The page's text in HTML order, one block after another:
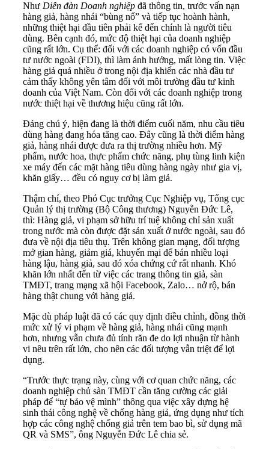
Như Diễn đàn Doanh nghiệp đã thông tin, trước vấn nạn
hàng giả, hàng nhái “bùng nổ” và tiếp tục hoành hành,
những thiệt hại đầu tiên phải kể đến chính là người tiêu
dùng. Bên cạnh đó, mức độ thiệt hại của doanh nghiệp
cũng rất lớn. Cụ thể: đối với các doanh nghiệp có vốn đầu
tư nước ngoài (FDI), thì làm ảnh hưởng, mất lòng tin. Việc
hàng giả quá nhiều ở trong nội địa khiến các nhà đầu tư
cảm thấy không yên tâm đối với môi trường đầu tư kinh
doanh của Việt Nam. Còn đối với các doanh nghiệp trong
nước thiệt hại về thương hiệu cũng rất lớn.
Đáng chú ý, hiện đang là thời điểm cuối năm, nhu cầu tiêu
dùng hàng đang hóa tăng cao. Đây cũng là thời điểm hàng
giả, hàng nhái được đưa ra thị trường nhiều hơn. Mỹ
phẩm, nước hoa, thực phẩm chức năng, phụ tùng linh kiện
xe máy đến các mặt hàng tiêu dùng hàng ngày như gia vị,
khăn giấy… đều có nguy cơ bị làm giả.
Thậm chí, theo Phó Cục trưởng Cục Nghiệp vụ, Tổng cục
Quản lý thị trường (Bộ Công thương) Nguyễn Đức Lê,
thì: Hàng giả, vi phạm sở hữu trí tuệ không chỉ sản xuất
trong nước mà còn được đặt sản xuất ở nước ngoài, sau đó
đưa về nội địa tiêu thụ. Trên không gian mạng, đối tượng
mở gian hàng, giảm giá, khuyến mại để bán nhiều loại
hàng lậu, hàng giả, sau đó xóa chứng cứ rất nhanh. Khó
khăn lớn nhất đến từ việc các trang thông tin giả, sàn
TMĐT, trang mạng xã hội Facebook, Zalo… nở rộ, bán
hàng thật chung với hàng giả.
Mặc dù pháp luật đã có các quy định điều chỉnh, đồng thời
mức xử lý vi phạm về hàng giả, hàng nhái cũng mạnh
hơn, nhưng vẫn chưa đủ tính răn đe do lợi nhuận từ hành
vi nêu trên rất lớn, cho nên các đối tượng vẫn triệt để lợi
dụng.
“Trước thực trạng này, cùng với cơ quan chức năng, các
doanh nghiệp chủ sàn TMĐT cần tăng cường các giải
pháp để “tự bảo vệ mình” thông qua việc xây dựng hệ
sinh thái công nghệ về chống hàng giả, ứng dụng như tích
hợp các công nghệ chống giả trên tem bao bì, sử dụng mã
QR và SMS”, ông Nguyễn Đức Lê chia sẻ.